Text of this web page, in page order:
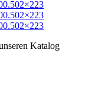
Katalog